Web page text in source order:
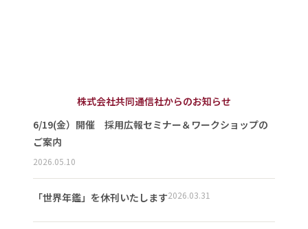
株式会社共同通信社からのお知らせ
6/19(金）開催 採用広報セミナー＆ワークショップの
ご案内
2026.05.10
「世界年鑑」を休刊いたします2026.03.31